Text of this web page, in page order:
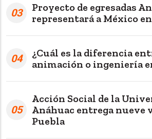
03
Proyecto de egresadas
representará a México
04
¿Cuál es la diferencia
animación o ingeniería
05
Acción Social de la
Anáhuac entrega nueve
Puebla